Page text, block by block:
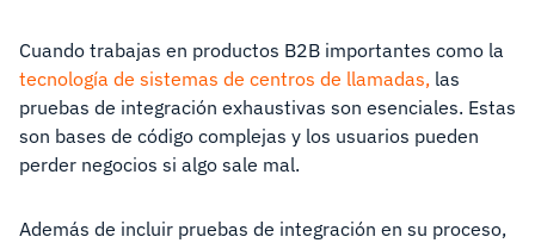
Cuando trabajas en productos B2B importantes como la
tecnología de sistemas de centros de llamadas, las
pruebas de integración exhaustivas son esenciales. Estas
son bases de código complejas y los usuarios pueden
perder negocios si algo sale mal.
Además de incluir pruebas de integración en su proceso,